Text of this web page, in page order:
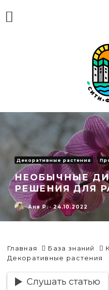
Декоративные растения
НЕОБЫЧНЫЕ
РЕШЕНИЯ ДЛЯ
Аня Р. · 24.10.2022
Главная База знаний
Декоративные растения
Слушать статью